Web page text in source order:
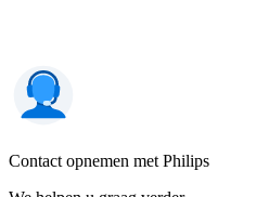
Contact opnemen met Philips